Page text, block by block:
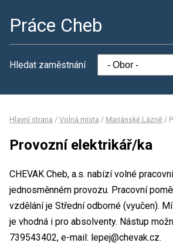
Práce Cheb
Hledat zaměstnání
Hlavní strana / Volná místa / Mariánské Lázně /
Provozní elektrikář/ka
CHEVAK Cheb, a.s. nabízí volné
jednosměnném provozu. Pracovní
vzdělání je Střední odborné (vyučen).
je vhodná i pro absolventy. Nástup
739543402, e-mail: lepej@chevak.cz.